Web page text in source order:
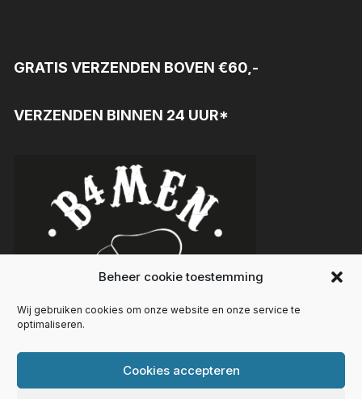
Beheer cookie toestemming
Wij gebruiken cookies om onze website en onze service te
optimaliseren.
Cookies accepteren
GRATIS VERZENDEN BOVEN €60,-
VERZENDEN BINNEN 24 UUR*